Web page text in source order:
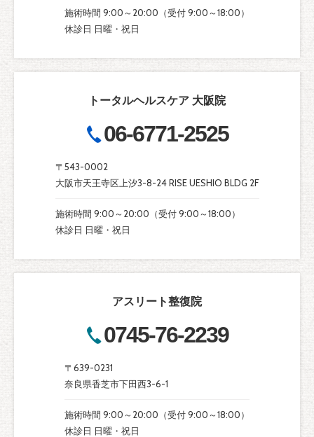
施術時間 9:00～20:00（受付 9:00～18:00）
休診日 日曜・祝日
トータルヘルスケア 大阪院
06-6771-2525
〒543-0002
大阪市天王寺区上汐3-8-24 RISE UESHIO BLDG 2F
施術時間 9:00～20:00（受付 9:00～18:00）
休診日 日曜・祝日
アスリート整復院
0745-76-2239
〒639-0231
奈良県香芝市下田西3-6-1
施術時間 9:00～20:00（受付 9:00～18:00）
休診日 日曜・祝日